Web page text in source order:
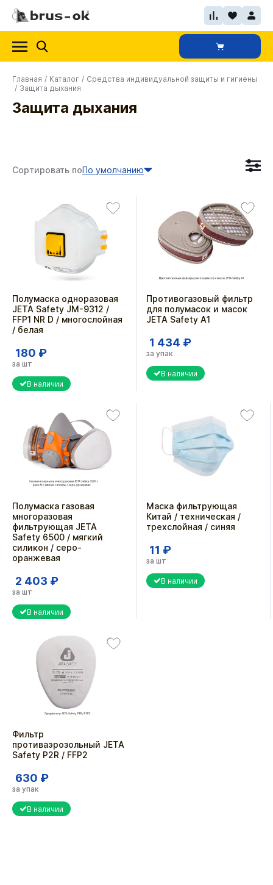
Главная / Каталог / Средства индивидуальной защиты и гигиены
/ Защита дыхания
Защита дыхания
Сортировать поПо умолчанию
Полумаска одноразовая
JETA Safety JM-9312 /
FFP1 NR D / многослойная
/ белая
180 ₽
за шт
В наличии
Противогазовый фильтр
для полумасок и масок
JETA Safety A1
1 434 ₽
за упак
В наличии
Полумаска газовая
многоразовая
фильтрующая JETA
Safety 6500 / мягкий
силикон / серо-
оранжевая
2 403 ₽
за шт
В наличии
Маска фильтрующая
Китай / техническая /
трехслойная / синяя
11 ₽
за шт
В наличии
Фильтр
противаэрозольный JETA
Safety P2R / FFP2
630 ₽
за упак
В наличии